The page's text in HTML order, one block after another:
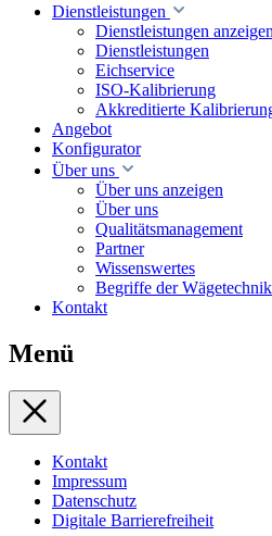
Dienstleistungen
Dienstleistungen anzeigen
Dienstleistungen
Eichservice
ISO-Kalibrierung
Akkreditierte
Angebot
Konfigurator
Über uns
Über uns anzeigen
Über uns
Qualitätsmanagement
Partner
Wissenswertes
Begriffe der Wägetechnik
Kontakt
Menü
Kontakt
Impressum
Datenschutz
Digitale Barrierefreiheit